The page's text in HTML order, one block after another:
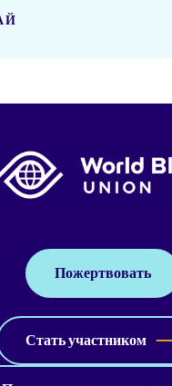
Пожертвовать
Стать участником